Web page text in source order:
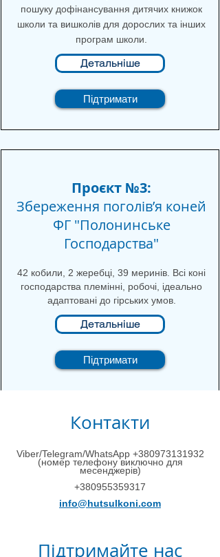
пошуку дофінансування дитячих книжок
школи та вишколів для дорослих та інших
програм школи.
Детальніше
Підтримати
Проєкт №3:
Збереження поголівʼя коней
ФГ "Полонинське
Господарства"
42 кобили, 2 жеребці, 39 меринів. Всі коні
господарства племінні, робочі, ідеально
адаптовані до гірських умов.
Детальніше
Підтримати
Контакти
Viber/Telegram/WhatsApp +380973131932
(номер телефону виключно для
месенджерів)
+380955359317
info@hutsulkoni.com
Підтримайте нас